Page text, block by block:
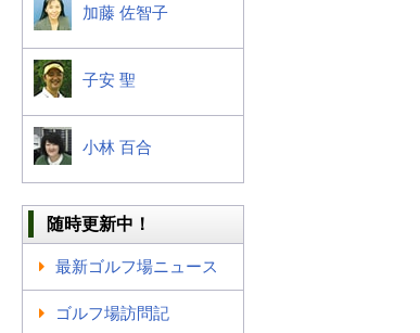
加藤 佐智子
子安 聖
小林 百合
随時更新中！
最新ゴルフ場ニュース
ゴルフ場訪問記